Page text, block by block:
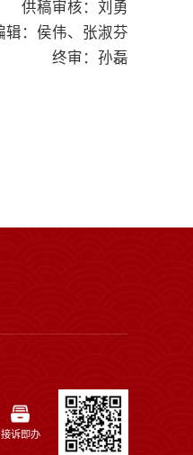
供稿审核：刘勇
辑：侯伟、张淑芬
终审：孙磊
接诉即办